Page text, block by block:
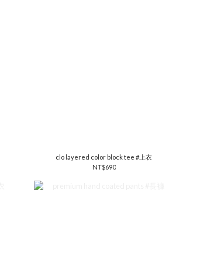
clo layered color block tee #上衣
NT$690